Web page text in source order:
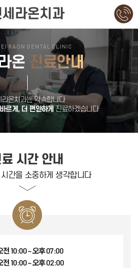
세라온치과
RAON DENTAL CLINIC
온 진료안내
라온치과는 약속합니다
르게, 더 편안하게진료하겠습니다
시간 안내
간을 소중하게 생각합니다
전 10:00 ~ 오후 07:00
전 10:00 ~ 오후 02:00